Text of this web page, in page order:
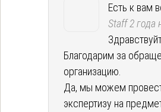
Есть к вам
Staff2 года
Благодарим за
организацию.
Да, мы можем
экспертизу на